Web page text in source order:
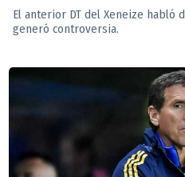
El anterior DT del Xeneize habló
generó controversia.